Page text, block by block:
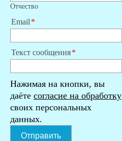
Отчество
Email
Текст сообщения
Нажимая на кнопки, вы
даёте согласие на обработку
своих персональных
данных.
Отправить